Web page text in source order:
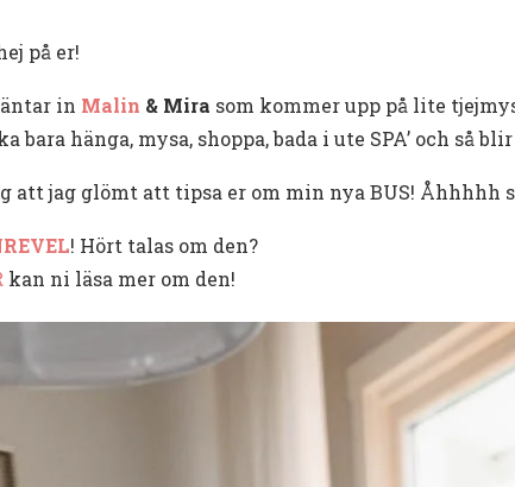
på er!
in Malin & Mira som kommer upp på lite
bara hänga, mysa, shoppa, bada i ute SPA’ och så
att jag glömt att tipsa er om min nya BUS! Åhhhhh
! Hört talas om den?
kan ni läsa mer om den!